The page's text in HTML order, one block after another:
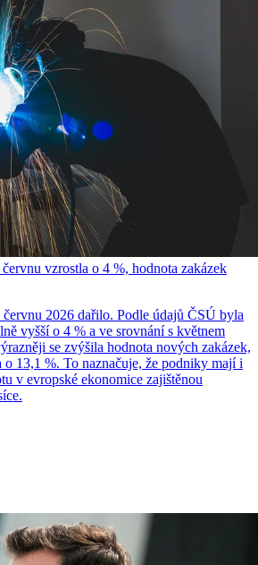
vzrostla o 4 %, hodnota zakázek
2026 dařilo. Podle údajů ČSÚ byla
vyšší o 4 % a ve srovnání s květnem
se zvýšila hodnota nových zakázek,
o 13,1 %. To naznačuje, že podniky mají i
v evropské ekonomice zajištěnou